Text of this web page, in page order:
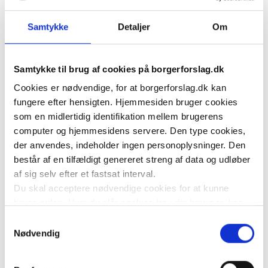
Samtykke Detaljer Om
Samtykke til brug af cookies på borgerforslag.dk
Cookies er nødvendige, for at borgerforslag.dk kan
fungere efter hensigten. Hjemmesiden bruger cookies
som en midlertidig identifikation mellem brugerens
computer og hjemmesidens servere. Den type cookies,
der anvendes, indeholder ingen personoplysninger. Den
består af en tilfældigt genereret streng af data og udløber
af sig selv efter et fastsat interval.
Du skal acceptere nødvendige cookies for at kunne
hovedstiller, acceptere at være medstiller af forslag eller
Folketinget bruger statistik cookies til at undersøge,
Nødvendig
brændstof, energi og transport har reduceret mange
familiers råderum. En skattefri måned vil give en
direkte og mærkbar økonomisk lettelse uden
2. Styrkelse af privatøkonomien for almindelige familier
og lønmodtagere
En ekstra måned med fuld løn efter skat kan hjælpe
borgerne med uforudsete udgifter, afvikling af gæld,
forbedring af opsparing samt finansiering af fritids- og
sundhedsrelaterede aktiviteter.
En øget disponibel indkomst giver flere mulighed for at
initiativer, der styrker både fysisk og mental sundhed –